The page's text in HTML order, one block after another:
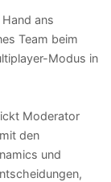
ans
Team beim
Modus in
Moderator
den
und